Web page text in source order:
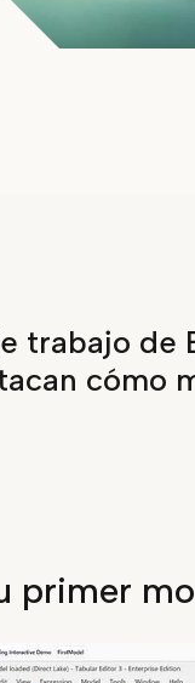
trabajo de
cómo
primer